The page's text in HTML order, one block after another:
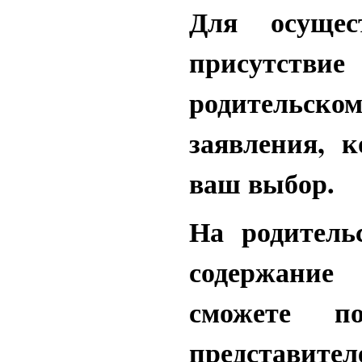
Для
заявления,
ваш выбор.
На
сможете